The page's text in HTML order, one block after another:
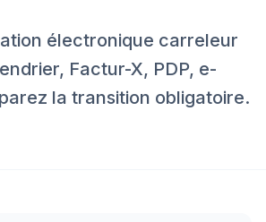
électronique carreleur
Factur-X, PDP, e-
la transition obligatoire.